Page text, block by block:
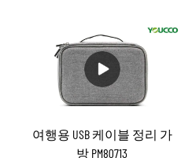
정리하기에 적합하며 안전하
게 보관하십시오.양쪽에 12
개의 펜을 삽입할 수 있는 24
개의 스트랩이 있는 2층 디자
인. 내부 탄성 고리는 만년필
을 안전하게 고정합니다. 기
는 1개의 지퍼 메쉬 포켓. 여
여행용 USB 케이블 정리 가
방 PM80713